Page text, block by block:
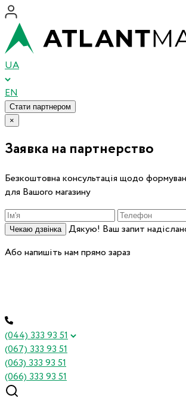
UA
EN
Стати партнером
×
Заявка на партнерство
Безкоштовна консультація щодо
для Вашого магазину
Чекаю дзвінка
Дякую! Ваш запит
Або напишіть нам прямо зараз
(044) 333 93 51
(067) 333 93 51
(063) 333 93 51
(066) 333 93 51